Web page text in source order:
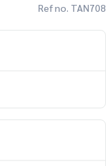
Ref no. TAN708